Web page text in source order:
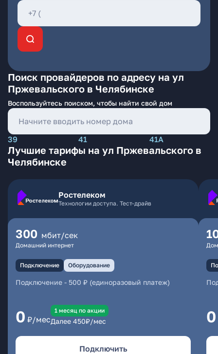
Поиск провайдеров по адресу на ул
Пржевальского в Челябинске
Воспользуйтесь поиском, чтобы найти свой дом
39 41 41А
Лучшие тарифы на ул Пржевальского в
Челябинске
Ростелеком
Технологии доступа. Тест-драйв
300 мбит/сек
Домашний интернет
Подключение Оборудование
Подключение - 500 ₽ (единоразовый платеж)
0 ₽/мес
1 месяц по акции
Далее 450₽/мес
Подключить
0